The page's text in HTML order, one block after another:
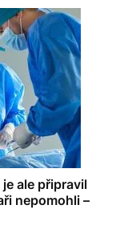
ale připravil
nepomohli –